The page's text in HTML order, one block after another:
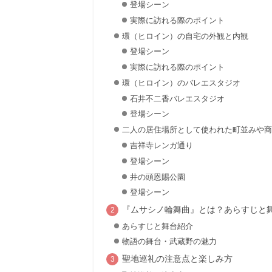
登場シーン
実際に訪れる際のポイント
環（ヒロイン）の自宅の外観と内観
登場シーン
実際に訪れる際のポイント
環（ヒロイン）のバレエスタジオ
石井不二香バレエスタジオ
登場シーン
二人の居住場所として使われた町並みや
吉祥寺レンガ通り
登場シーン
井の頭恩賜公園
登場シーン
『ムサシノ輪舞曲』とは？あらすじと
あらすじと舞台紹介
物語の舞台・武蔵野の魅力
聖地巡礼の注意点と楽しみ方